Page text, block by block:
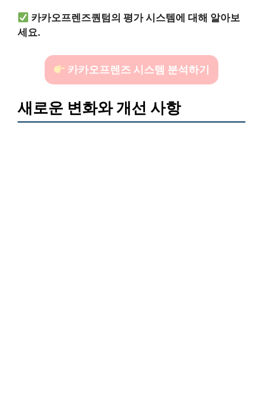
카카오프렌즈퀀텀의 평가 시스템에 대해 알아보
세요.
카카오프렌즈 시스템 분석하기
새로운 변화와 개선 사항